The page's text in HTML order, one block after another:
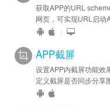
获取APP的URL
网页，可实现URL启动
|
APP截屏
设置APP内截屏功能效
定义截屏是否同步分享